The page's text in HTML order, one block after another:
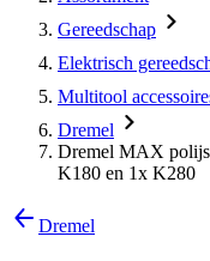
Gereedschap
Elektrisch
Multitool
Dremel
Dremel MAX
K180 en 1x K280
Dremel